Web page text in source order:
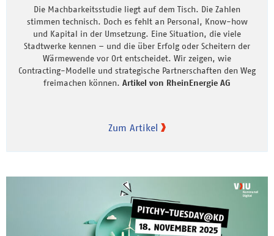
Die Machbarkeitsstudie liegt auf dem Tisch. Die Zahlen
stimmen technisch. Doch es fehlt an Personal, Know-how
und Kapital in der Umsetzung. Eine Situation, die viele
Stadtwerke kennen – und die über Erfolg oder Scheitern der
Wärmewende vor Ort entscheidet. Wir zeigen, wie
Contracting-Modelle und strategische Partnerschaften den Weg
freimachen können. Artikel von RheinEnergie AG
Zum Artikel